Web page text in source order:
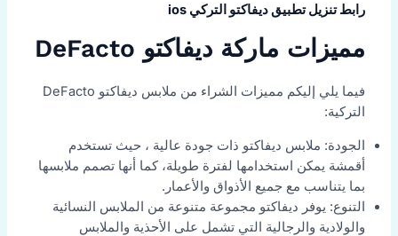
رابط تنزيل تطبيق ديفاكتو التركي ios
مميزات ماركة ديفاكتو DeFacto
فيما يلي إليكم مميزات الشراء من ملابس ديفاكتو DeFacto
التركية:
الجودة: ملابس ديفاكتو ذات جودة عالية ، حيث تستخدم
أقمشة يمكن استخدامها لفترة طويلة، كما أنها تصمم ملابسها
بما يتناسب مع جميع الأذواق والأعمار.
التنوع: يوفر ديفاكتو مجموعة متنوعة من الملابس النسائية
والولادية والرجالية التي تشمل على الأحذية والملابس